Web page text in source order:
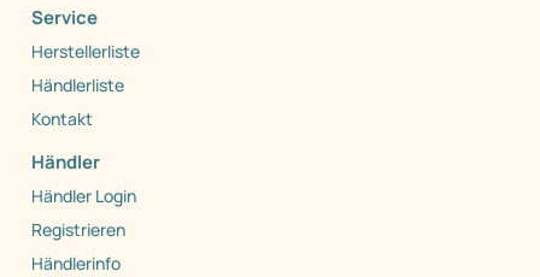
Service
Herstellerliste
Händlerliste
Kontakt
Händler
Händler Login
Registrieren
Händlerinfo